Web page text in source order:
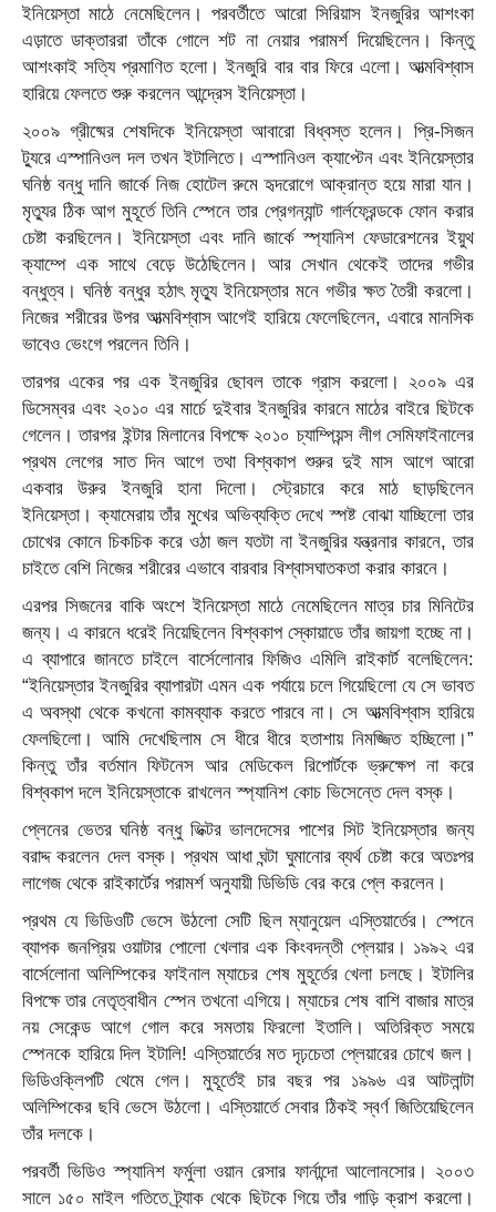
ইনিয়েস্তা মাঠে নেমেছিলেন। পরবর্তীতে আরো সিরিয়াস ইনজুরির আশংকা
এড়াতে ডাক্তাররা তাঁকে গোলে শট না নেয়ার পরামর্শ দিয়েছিলেন। কিন্তু
আশংকাই সত্যি প্রমাণিত হলো। ইনজুরি বার বার ফিরে এলো। আত্মবিশ্বাস
হারিয়ে ফেলতে শুরু করলেন আন্দ্রেস ইনিয়েস্তা।
২০০৯ গ্রীষ্মের শেষদিকে ইনিয়েস্তা আবারো বিধ্বস্ত হলেন। প্রি-সিজন
ট্যুরে এস্পানিওল দল তখন ইটালিতে। এস্পানিওল ক্যাপ্টেন এবং ইনিয়েস্তার
ঘনিষ্ঠ বন্ধু দানি জার্কে নিজ হোটেল রুমে হৃদরোগে আক্রান্ত হয়ে মারা যান।
মৃত্যুর ঠিক আগ মুহূর্তে তিনি স্পেনে তার প্রেগন্যান্ট গার্লফ্রেন্ডকে ফোন করার
চেষ্টা করছিলেন। ইনিয়েস্তা এবং দানি জার্কে স্প্যানিশ ফেডারেশনের ইয়ুথ
ক্যাম্পে এক সাথে বেড়ে উঠেছিলেন। আর সেখান থেকেই তাদের গভীর
বন্ধুত্ব। ঘনিষ্ঠ বন্ধুর হঠাৎ মৃত্যু ইনিয়েস্তার মনে গভীর ক্ষত তৈরী করলো।
নিজের শরীরের উপর আত্মবিশ্বাস আগেই হারিয়ে ফেলেছিলেন, এবারে মানসিক
ভাবেও ভেংগে পরলেন তিনি।
তারপর একের পর এক ইনজুরির ছোবল তাকে গ্রাস করলো। ২০০৯ এর
ডিসেম্বর এবং ২০১০ এর মার্চে দুইবার ইনজুরির কারনে মাঠের বাইরে ছিটকে
গেলেন। তারপর ইন্টার মিলানের বিপক্ষে ২০১০ চ্যাম্পিয়ন্স লীগ সেমিফাইনালের
প্রথম লেগের সাত দিন আগে তথা বিশ্বকাপ শুরুর দুই মাস আগে আরো
একবার উরুর ইনজুরি হানা দিলো। স্ট্রেচারে করে মাঠ ছাড়ছিলেন
ইনিয়েস্তা। ক্যামেরায় তাঁর মুখের অভিব্যক্তি দেখে স্পষ্ট বোঝা যাচ্ছিলো তার
চোখের কোনে চিকচিক করে ওঠা জল যতটা না ইনজুরির যন্ত্রনার কারনে, তার
চাইতে বেশি নিজের শরীরের এভাবে বারবার বিশ্বাসঘাতকতা করার কারনে।
এরপর সিজনের বাকি অংশে ইনিয়েস্তা মাঠে নেমেছিলেন মাত্র চার মিনিটের
জন্য। এ কারনে ধরেই নিয়েছিলেন বিশ্বকাপ স্কোয়াডে তাঁর জায়গা হচ্ছে না।
এ ব্যাপারে জানতে চাইলে বার্সেলোনার ফিজিও এমিলি রাইকার্ট বলেছিলেন:
“ইনিয়েস্তার ইনজুরির ব্যাপারটা এমন এক পর্যায়ে চলে গিয়েছিলো যে সে ভাবত
এ অবস্থা থেকে কখনো কামব্যাক করতে পারবে না। সে আত্মবিশ্বাস হারিয়ে
ফেলছিলো। আমি দেখেছিলাম সে ধীরে ধীরে হতাশায় নিমজ্জিত হচ্ছিলো।”
কিন্তু তাঁর বর্তমান ফিটনেস আর মেডিকেল রিপোর্টকে ভ্রুক্ষেপ না করে
বিশ্বকাপ দলে ইনিয়েস্তাকে রাখলেন স্প্যানিশ কোচ ভিসেন্তে দেল বস্ক।
প্লেনের ভেতর ঘনিষ্ঠ বন্ধু ভিক্টর ভালদেসের পাশের সিট ইনিয়েস্তার জন্য
বরাদ্দ করলেন দেল বস্ক। প্রথম আধা ঘন্টা ঘুমানোর ব্যর্থ চেষ্টা করে অতঃপর
লাগেজ থেকে রাইকার্টের পরামর্শ অনুযায়ী ডিভিডি বের করে প্লে করলেন।
প্রথম যে ভিডিওটি ভেসে উঠলো সেটি ছিল ম্যানুয়েল এস্তিয়ার্তের। স্পেনে
ব্যাপক জনপ্রিয় ওয়াটার পোলো খেলার এক কিংবদন্তী প্লেয়ার। ১৯৯২ এর
বার্সেলোনা অলিম্পিকের ফাইনাল ম্যাচের শেষ মুহূর্তের খেলা চলছে। ইটালির
বিপক্ষে তার নেতৃত্বাধীন স্পেন তখনো এগিয়ে। ম্যাচের শেষ বাশি বাজার মাত্র
নয় সেকেন্ড আগে গোল করে সমতায় ফিরলো ইতালি। অতিরিক্ত সময়ে
স্পেনকে হারিয়ে দিল ইটালি! এস্তিয়ার্তের মত দৃঢ়চেতা প্লেয়ারের চোখে জল।
ভিডিওক্লিপটি থেমে গেল। মুহূর্তেই চার বছর পর ১৯৯৬ এর আটলান্টা
অলিম্পিকের ছবি ভেসে উঠলো। এস্তিয়ার্তে সেবার ঠিকই স্বর্ণ জিতিয়েছিলেন
তাঁর দলকে।
পরবর্তী ভিডিও স্প্যানিশ ফর্মুলা ওয়ান রেসার ফার্নান্দো আলোনসোর। ২০০৩
সালে ১৫০ মাইল গতিতে ট্র্যাক থেকে ছিটকে গিয়ে তাঁর গাড়ি ক্রাশ করলো।